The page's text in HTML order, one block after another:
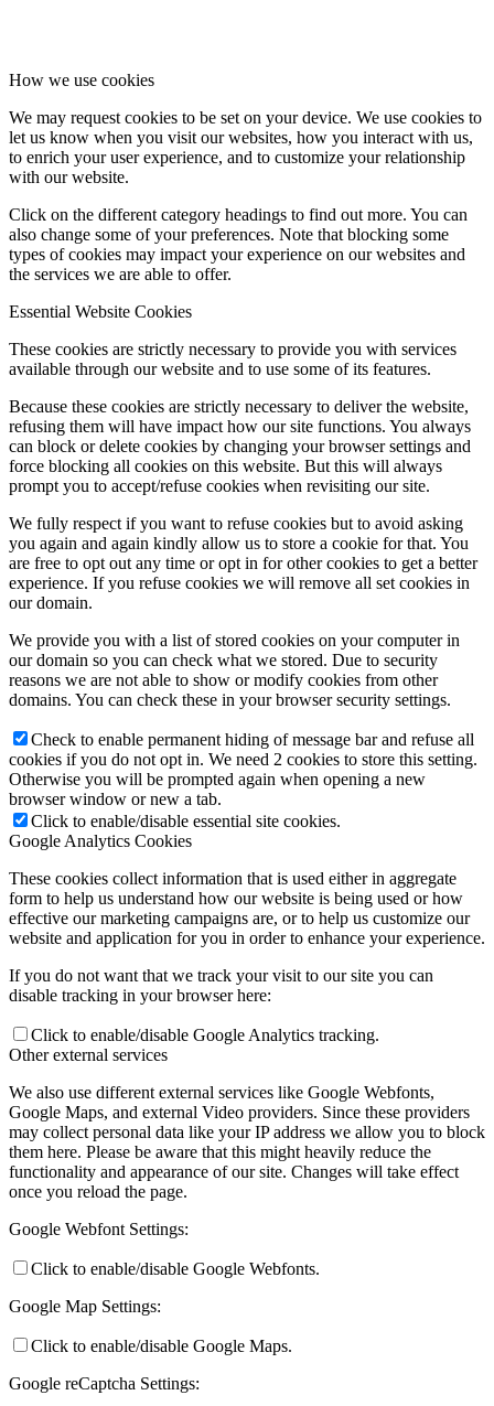
How we use cookies
We may request cookies to be set on your device. We use cookies to
let us know when you visit our websites, how you interact with us,
to enrich your user experience, and to customize your relationship
with our website.
Click on the different category headings to find out more. You can
also change some of your preferences. Note that blocking some
types of cookies may impact your experience on our websites and
the services we are able to offer.
Essential Website Cookies
These cookies are strictly necessary to provide you with services
available through our website and to use some of its features.
Because these cookies are strictly necessary to deliver the website,
refusing them will have impact how our site functions. You always
can block or delete cookies by changing your browser settings and
force blocking all cookies on this website. But this will always
prompt you to accept/refuse cookies when revisiting our site.
We fully respect if you want to refuse cookies but to avoid asking
you again and again kindly allow us to store a cookie for that. You
are free to opt out any time or opt in for other cookies to get a better
experience. If you refuse cookies we will remove all set cookies in
our domain.
We provide you with a list of stored cookies on your computer in
our domain so you can check what we stored. Due to security
reasons we are not able to show or modify cookies from other
domains. You can check these in your browser security settings.
Check to enable permanent hiding of message bar and refuse all
cookies if you do not opt in. We need 2 cookies to store this setting.
Otherwise you will be prompted again when opening a new
browser window or new a tab.
Click to enable/disable essential site cookies.
Google Analytics Cookies
These cookies collect information that is used either in aggregate
form to help us understand how our website is being used or how
effective our marketing campaigns are, or to help us customize our
website and application for you in order to enhance your experience.
If you do not want that we track your visit to our site you can
disable tracking in your browser here:
Click to enable/disable Google Analytics tracking.
Other external services
We also use different external services like Google Webfonts,
Google Maps, and external Video providers. Since these providers
may collect personal data like your IP address we allow you to block
them here. Please be aware that this might heavily reduce the
functionality and appearance of our site. Changes will take effect
once you reload the page.
Google Webfont Settings:
Click to enable/disable Google Webfonts.
Google Map Settings:
Click to enable/disable Google Maps.
Google reCaptcha Settings: